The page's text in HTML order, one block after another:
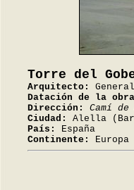
Torre del
Arquitecto:
Datación de la
Dirección:
Camí
Ciudad:
Alella
País:
España
Continente:
Europa